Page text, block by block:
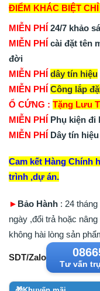
ĐIỂM KHÁC BIỆT
MIỄN PHÍ 24/7 khảo
MIỄN PHÍ cài đặt tên
đời
MIỄN PHÍ dây tín hiệu
MIỄN PHÍ Công lắp
Ổ CỨNG : Tặng Lưu
MIỄN PHÍ Phụ kiện đi
MIỄN PHÍ Dây tín
Cam kết Hàng Chính
trình ,dự án.
► Bảo Hành : 24
ngày ,đổi trả hoặc
không hài lòng sản
SDT/Zalo
Tư vấn